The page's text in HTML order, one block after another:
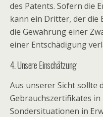
des Patents. Sofern die
kann ein Dritter, der die
die Gewährung einer
einer Entschädigung
4. Unsere Einschätzung
Aus unserer Sicht sollte
Gebrauchszertifikates
Sondersituationen in